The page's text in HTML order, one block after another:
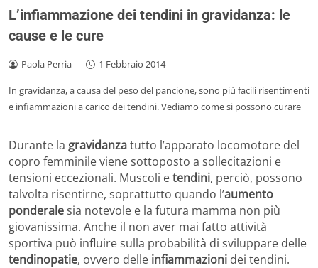
L’infiammazione dei tendini in gravidanza: le
cause e le cure
Paola Perria - 1 Febbraio 2014
In gravidanza, a causa del peso del pancione, sono più facili risentimenti
e infiammazioni a carico dei tendini. Vediamo come si possono curare
Durante la gravidanzatutto l’apparato locomotore del
copro femminile viene sottoposto a sollecitazioni e
tensioni eccezionali. Muscoli etendini, perciò, possono
talvolta risentirne, soprattutto quando l’aumento
ponderalesia notevole e la futura mamma non più
giovanissima. Anche il non aver mai fatto attività
sportiva può influire sulla probabilità di sviluppare delle
tendinopatie, ovvero delle infiammazioni dei tendini.